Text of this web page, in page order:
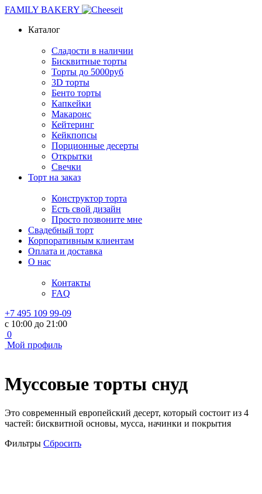
FAMILY BAKERY
Каталог
Сладости в наличии
Бисквитные торты
Торты до 5000руб
3D торты
Бенто торты
Капкейки
Макаронс
Кейтеринг
Кейкпопсы
Порционные десерты
Открытки
Свечки
Торт на заказ
Конструктор торта
Есть свой дизайн
Просто позвоните мне
Свадебный торт
Корпоративным клиентам
Оплата и доставка
О нас
Контакты
FAQ
+7 495 109 99-09
с 10:00 до 21:00
0
Мой профиль
Муссовые торты снуд
Это современный европейский десерт, который состоит из 4
частей: бисквитной основы, мусса, начинки и покрытия
Фильтры Сбросить